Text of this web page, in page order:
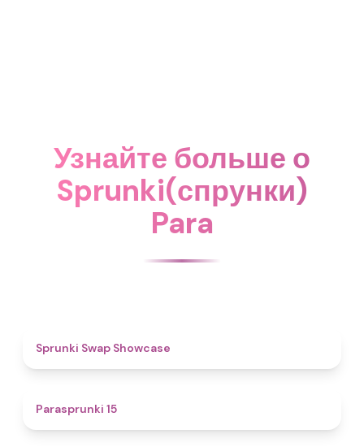
Узнайте больше о
Sprunki(спрунки)
Para
Sprunki Swap Showcase
Parasprunki 15